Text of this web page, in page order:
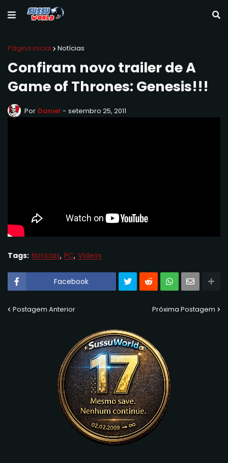
Página inicial Notícias
Confiram novo trailer de A
Game of Thrones: Genesis!!!
Por Daniel - setembro 25, 2011
Tags: Notícias PC Vídeos
Facebook
Postagem Anterior Próxima Postagem